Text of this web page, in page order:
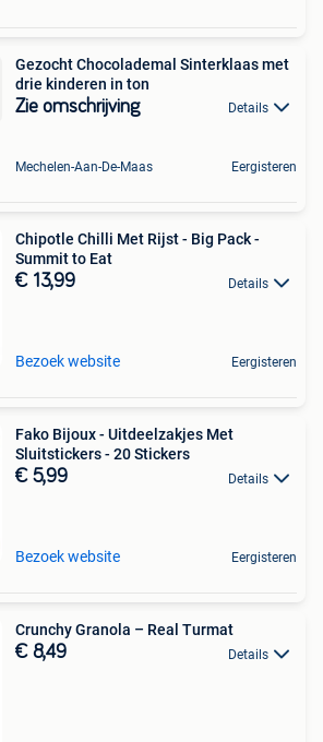
Gezocht Chocolademal Sinterklaas met
drie kinderen in ton
Zie omschrijving Details
Mechelen-Aan-De-Maas Eergisteren
Chipotle Chilli Met Rijst - Big Pack -
Summit to Eat
€ 13,99 Details
Bezoek website Eergisteren
Fako Bijoux - Uitdeelzakjes Met
Sluitstickers - 20 Stickers
€ 5,99 Details
Bezoek website Eergisteren
Crunchy Granola – Real Turmat
€ 8,49 Details